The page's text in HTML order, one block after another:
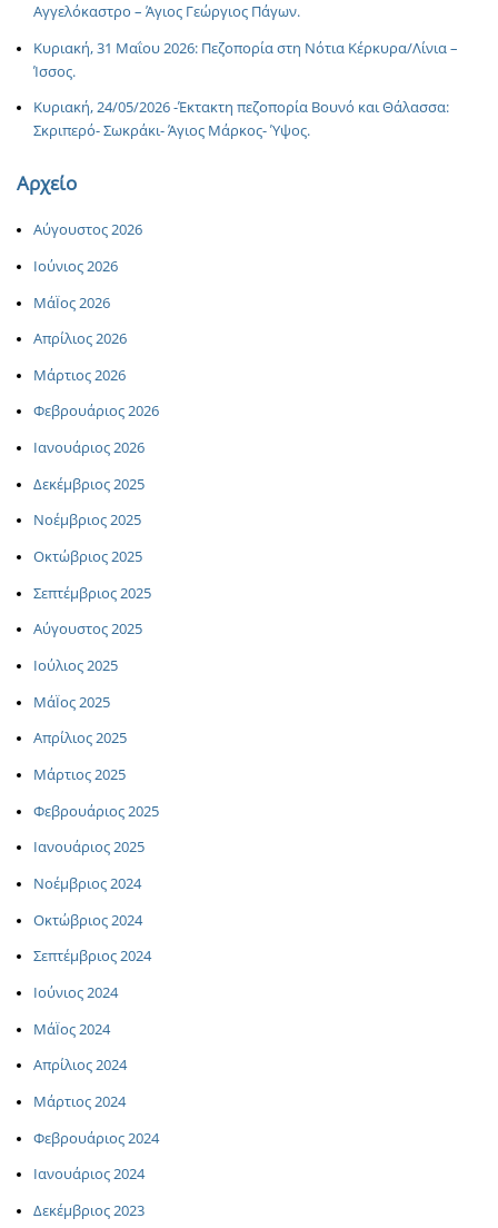
Αγγελόκαστρο – Άγιος Γεώργιος Πάγων.
Κυριακή, 31 Μαΐου 2026: Πεζοπορία στη Νότια Κέρκυρα/Λίνια –
Ίσσος.
Κυριακή, 24/05/2026 -Έκτακτη πεζοπορία Βουνό και Θάλασσα:
Σκριπερό- Σωκράκι- Άγιος Μάρκος- Ύψος.
Αρχείο
Αύγουστος 2026
Ιούνιος 2026
ΜάΪος 2026
Απρίλιος 2026
Μάρτιος 2026
Φεβρουάριος 2026
Ιανουάριος 2026
Δεκέμβριος 2025
Νοέμβριος 2025
Οκτώβριος 2025
Σεπτέμβριος 2025
Αύγουστος 2025
Ιούλιος 2025
ΜάΪος 2025
Απρίλιος 2025
Μάρτιος 2025
Φεβρουάριος 2025
Ιανουάριος 2025
Νοέμβριος 2024
Οκτώβριος 2024
Σεπτέμβριος 2024
Ιούνιος 2024
ΜάΪος 2024
Απρίλιος 2024
Μάρτιος 2024
Φεβρουάριος 2024
Ιανουάριος 2024
Δεκέμβριος 2023